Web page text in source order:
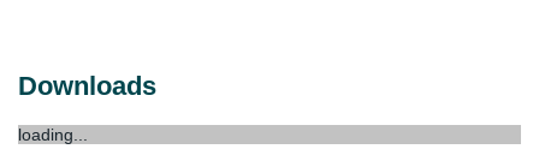
Downloads
loading...